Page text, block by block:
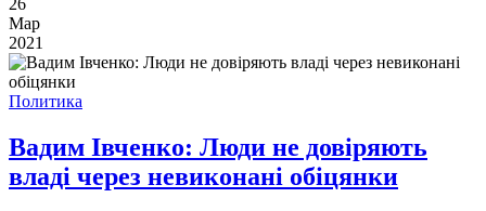
Мар
2021
Политика
Вадим Івченко: Люди не довіряють
владі через невиконані обіцянки